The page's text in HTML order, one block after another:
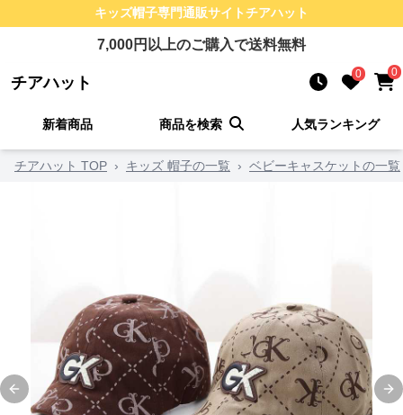
キッズ帽子専門通販サイトチアハット
7,000円以上のご購入で送料無料
チアハット 0 0
新着商品 商品を検索 人気ランキング
チアハット TOP › キッズ 帽子の一覧 › ベビーキャスケットの一覧
Previous slide